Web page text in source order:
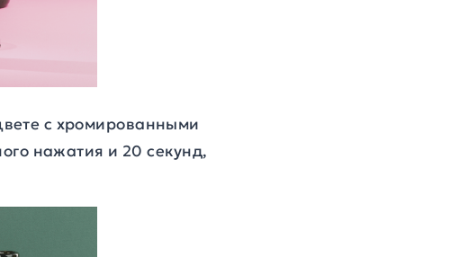
с хромированными
нажатия и 20 секунд,